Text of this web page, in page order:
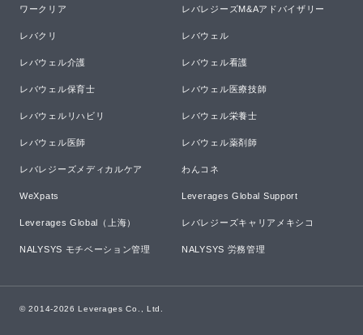
ワークリア レバレジーズM&Aアドバイザリー
レバクリ レバウェル
レバウェル介護 レバウェル看護
レバウェル保育士 レバウェル医療技師
レバウェルリハビリ レバウェル栄養士
レバウェル医師 レバウェル薬剤師
レバレジーズメディカルケア わんコネ
WeXpats Leverages Global Support
Leverages Global（上海） レバレジーズキャリアメキシコ
NALYSYS モチベーション管理 NALYSYS 労務管理
© 2014-2026 Leverages Co., Ltd.